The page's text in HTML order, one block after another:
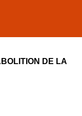
DE LA